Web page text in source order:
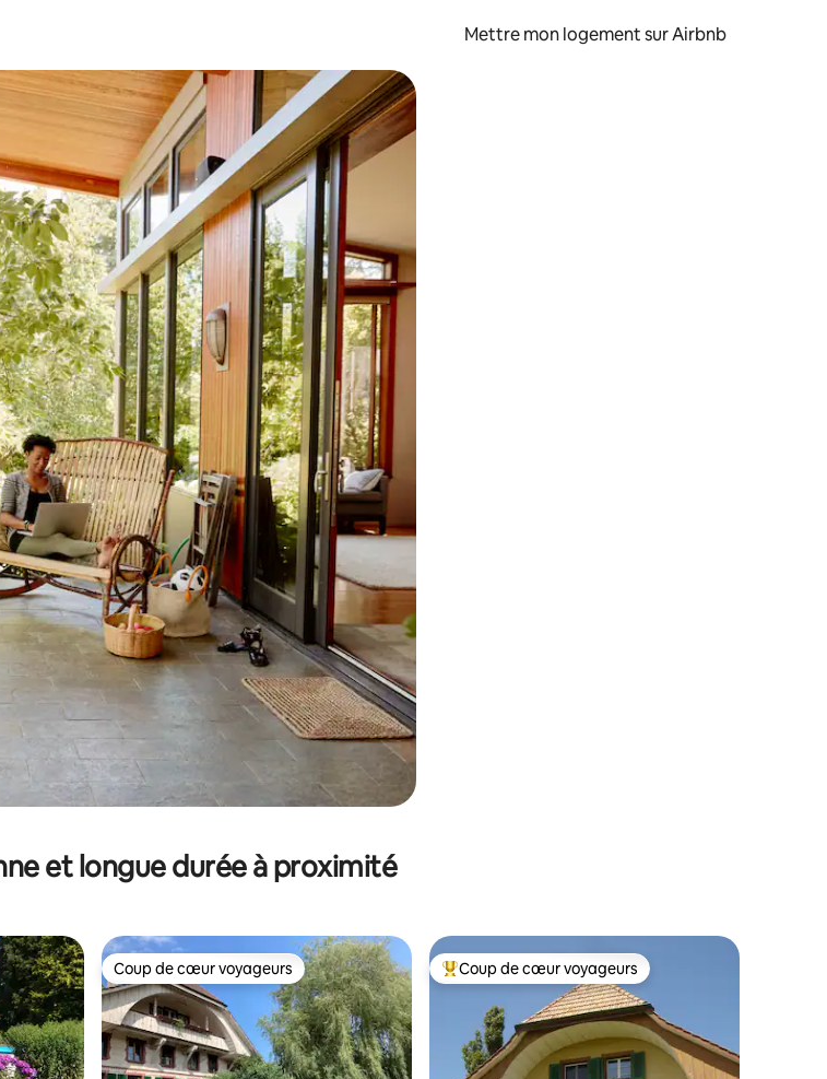
Mettre mon logement sur Airbnb
pour les parcourir ou en appuyant et en faisant glisser.
et longue durée à proximité
appréciés Coup de cœur voyageurs
Coup de cœur voyageurs Coups de cœur voyageurs les plus appréciés
Coup de cœur voyageurs